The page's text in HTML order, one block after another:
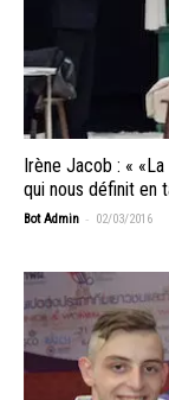
Irène Jacob : «
qui nous définit en
Bot Admin - 02/03/2016